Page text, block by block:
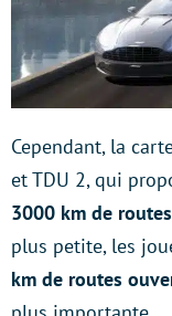
Cependant, la
et TDU 2, qui
3000 km de routes
plus petite, les
km de routes